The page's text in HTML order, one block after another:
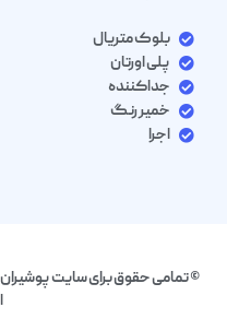
بلوک متریال
پلی اورتان
جداکننده
خمیر رنگ
اجرا
© تمامی حقوق برای سایت